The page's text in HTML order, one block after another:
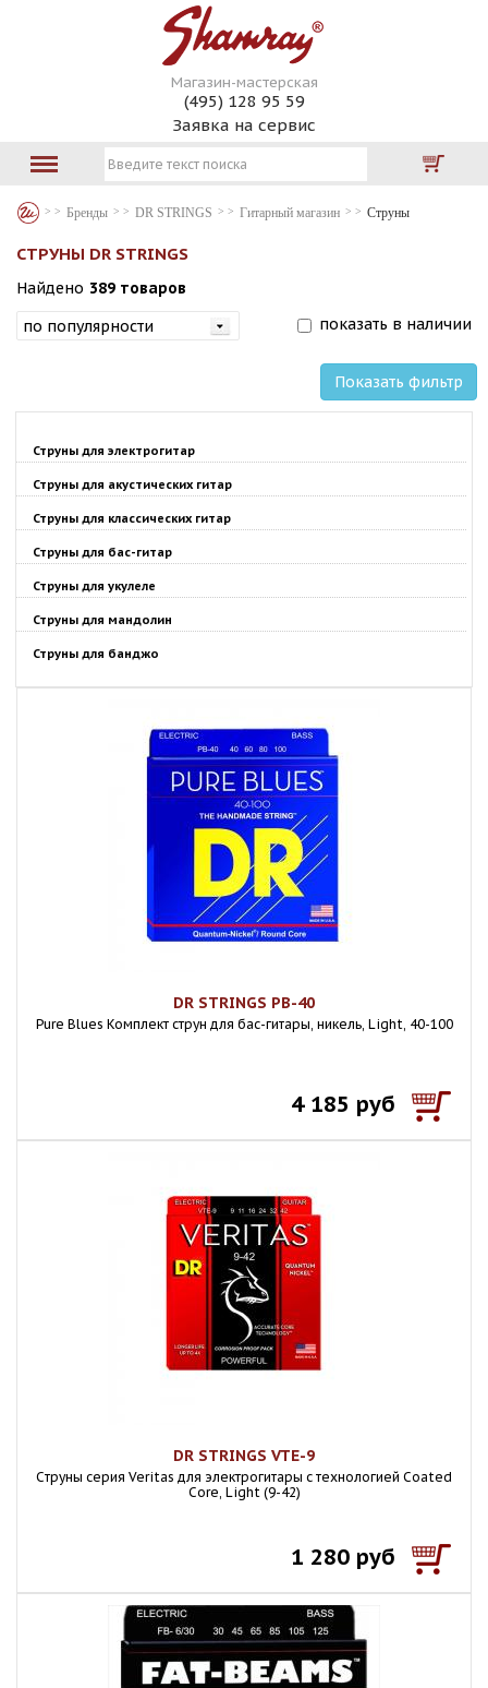
Магазин-мастерская
(495) 128 95 59
Заявка на сервис
Бренды DR STRINGS Гитарный магазин Струны
СТРУНЫ DR STRINGS
Найдено 389 товаров
показать в наличии
Показать фильтр
Струны для электрогитар
Струны для акустических гитар
Струны для классических гитар
Струны для бас-гитар
Струны для укулеле
Струны для мандолин
Струны для банджо
DR STRINGS PB-40
Pure Blues Комплект струн для бас-гитары, никель, Light, 40-100
4 185 руб
DR STRINGS VTE-9
Cтруны серия Veritas для электрогитары с технологией Coated
Core, Light (9-42)
1 280 руб